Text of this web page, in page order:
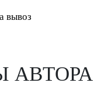
вывоз
АВТОРА